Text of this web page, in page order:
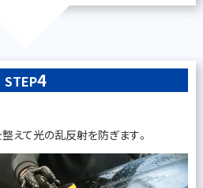
STEP4
えて光の乱反射を防ぎます。